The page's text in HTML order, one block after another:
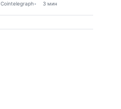
Cointelegraph 3 мин